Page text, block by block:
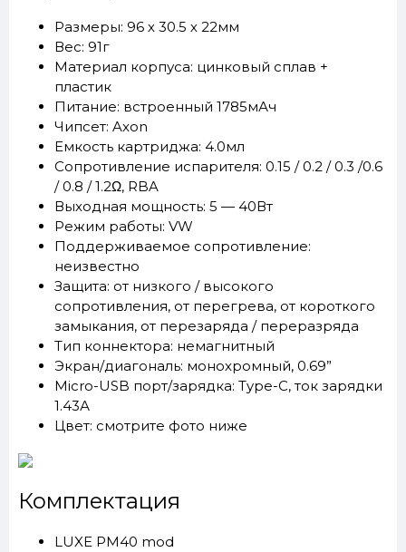
Размеры: 96 х 30.5 х 22мм
Вес: 91г
Материал корпуса: цинковый сплав +
пластик
Питание: встроенный 1785мАч
Чипсет: Axon
Емкость картриджа: 4.0мл
Сопротивление испарителя: 0.15 / 0.2 / 0.3 /0.6
/ 0.8 / 1.2Ω, RBA
Выходная мощность: 5 — 40Вт
Режим работы: VW
Поддерживаемое сопротивление:
неизвестно
Защита: от низкого / высокого
сопротивления, от перегрева, от короткого
замыкания, от перезаряда / переразряда
Тип коннектора: немагнитный
Экран/диагональ: монохромный, 0.69”
Micro-USB порт/зарядка: Type-C, ток зарядки
1.43А
Цвет: смотрите фото ниже
Комплектация
LUXE PM40 mod